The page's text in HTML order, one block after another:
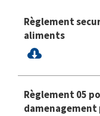
Règlement
aliments
Règlement 05